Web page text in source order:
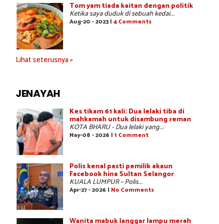
Tom yam tiada kaitan dengan politik
Ketika saya duduk di sebuah kedai...
Aug-20 - 2023 | 4 Comments
Lihat seterusnya »
JENAYAH
Kes tikam 61 kali: Dua lelaki tiba di
mahkamah untuk disambung reman
KOTA BHARU - Dua lelaki yang...
May-08 - 2026 | 1 Comment
Polis kenal pasti pemilik akaun
Facebook hina Sultan Selangor
KUALA LUMPUR – Polis...
Apr-27 - 2026 | No Comments
Wanita mabuk langgar lampu merah